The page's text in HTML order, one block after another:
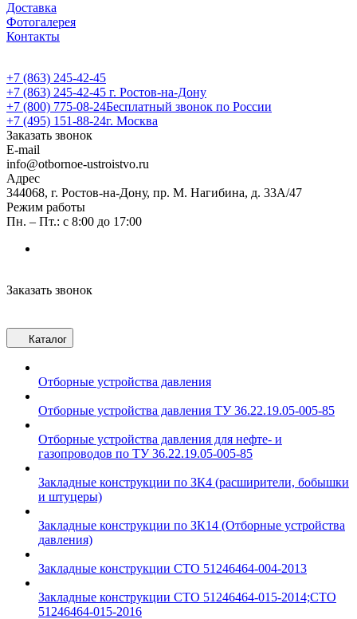
Доставка
Фотогалерея
Контакты
+7 (863) 245-42-45
+7 (863) 245-42-45 г. Ростов-на-Дону
+7 (800) 775-08-24Бесплатный звонок по России
+7 (495) 151-88-24г. Москва
Заказать звонок
E-mail
info@otbornoe-ustroistvo.ru
Адрес
344068, г. Ростов-на-Дону, пр. М. Нагибина, д. 33А/47
Режим работы
Пн. – Пт.: с 8:00 до 17:00
Заказать звонок
Каталог
Отборные устройства давления
Отборные устройства давления ТУ 36.22.19.05-005-85
Отборные устройства давления для нефте- и
газопроводов по ТУ 36.22.19.05-005-85
Закладные конструкции по ЗК4 (расширители, бобышки
и штуцеры)
Закладные конструкции по ЗК14 (Отборные устройства
давления)
Закладные конструкции СТО 51246464-004-2013
Закладные конструкции СТО 51246464-015-2014;СТО
51246464-015-2016